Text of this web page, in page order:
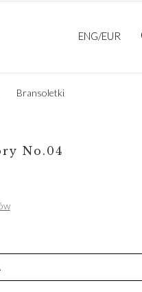
ENG/EUR
Bransoletki
No.04